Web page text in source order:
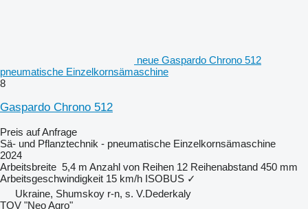
neue Gaspardo Chrono 512
pneumatische Einzelkornsämaschine
8
Gaspardo Chrono 512
Preis auf Anfrage
Sä- und Pflanztechnik - pneumatische Einzelkornsämaschine
2024
Arbeitsbreite 5,4 m Anzahl von Reihen 12 Reihenabstand 450 mm
Arbeitsgeschwindigkeit 15 km/h ISOBUS ✓
Ukraine, Shumskoy r-n, s. V.Dederkaly
TOV "Neo Agro"